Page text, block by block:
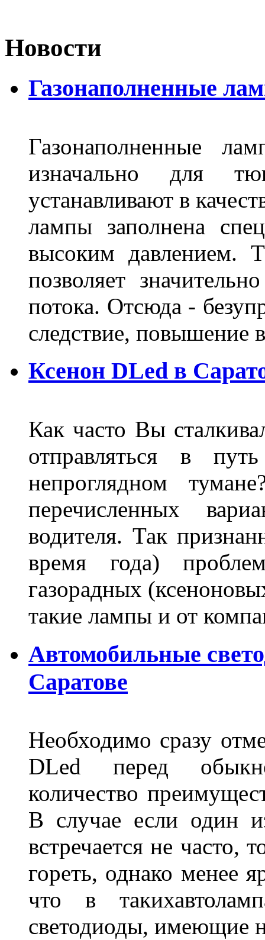
Новости
Газонаполненные
Газонаполненные
изначально для
устанавливают в
лампы заполнена
высоким давлением.
позволяет
потока. Отсюда -
следствие,
Ксенон DLed в
Как часто Вы
отправляться в
непроглядном
перечисленных
водителя. Так
время года)
газорадных
такие лампы и от
Автомобильные
Саратове
Необходимо сразу
DLed перед
количество
В случае если один
встречается не часто,
гореть, однако менее
что в
светодиоды, имеющие